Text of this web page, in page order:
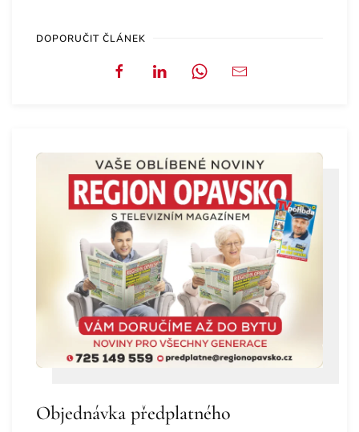
DOPORUČIT ČLÁNEK
Objednávka předplatného